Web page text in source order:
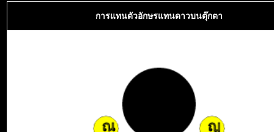
การแทนตัวอักษรแทนดาวบนตุ๊กตา